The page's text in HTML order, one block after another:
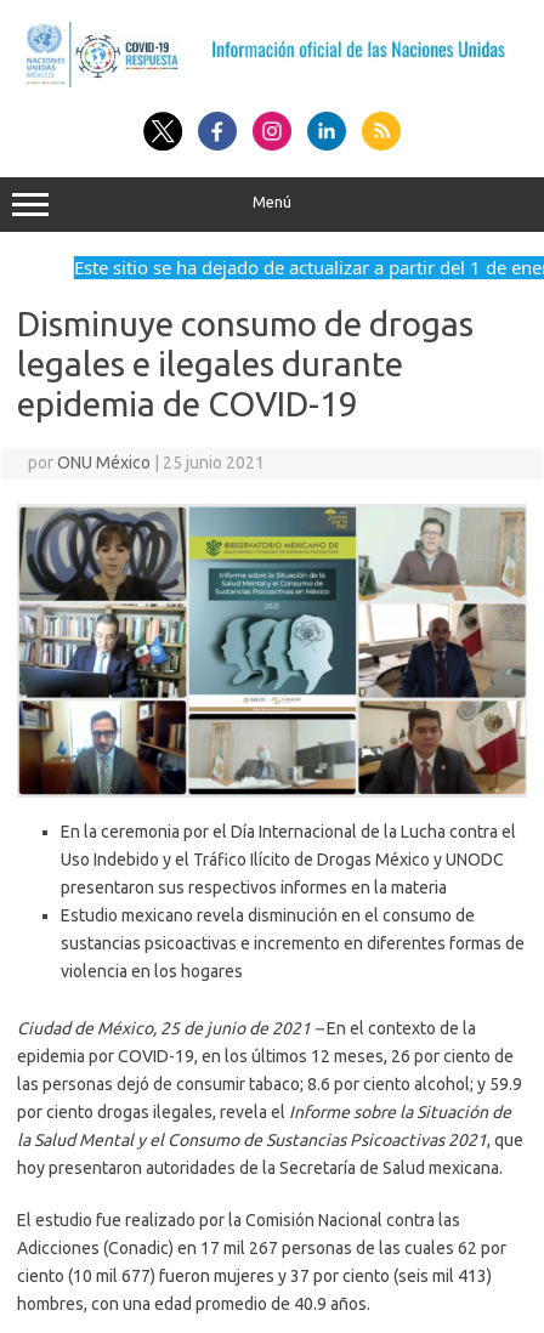
contenido
Menú
Este sitio se ha dejado de actualizar a partir del 1 de
Disminuye consumo de drogas
legales e ilegales durante
epidemia de COVID-19
porONU México 25 junio 2021
En la ceremonia por el Día Internacional de la Lucha contra el
Uso Indebido y el Tráfico Ilícito de Drogas México y UNODC
presentaron sus respectivos informes en la materia
Estudio mexicano revela disminución en el consumo de
sustancias psicoactivas e incremento en diferentes formas de
violencia en los hogares
Ciudad de México, 25 de junio de 2021 –En el contexto de la
epidemia por COVID-19, en los últimos 12 meses, 26 por ciento de
las personas dejó de consumir tabaco; 8.6 por ciento alcohol; y 59.9
por ciento drogas ilegales, revela el Informe sobre la Situación de
la Salud Mental y el Consumo de Sustancias Psicoactivas 2021, que
hoy presentaron autoridades de la Secretaría de Salud mexicana.
El estudio fue realizado por la Comisión Nacional contra las
Adicciones (Conadic) en 17 mil 267 personas de las cuales 62 por
ciento (10 mil 677) fueron mujeres y 37 por ciento (seis mil 413)
hombres, con una edad promedio de 40.9 años.